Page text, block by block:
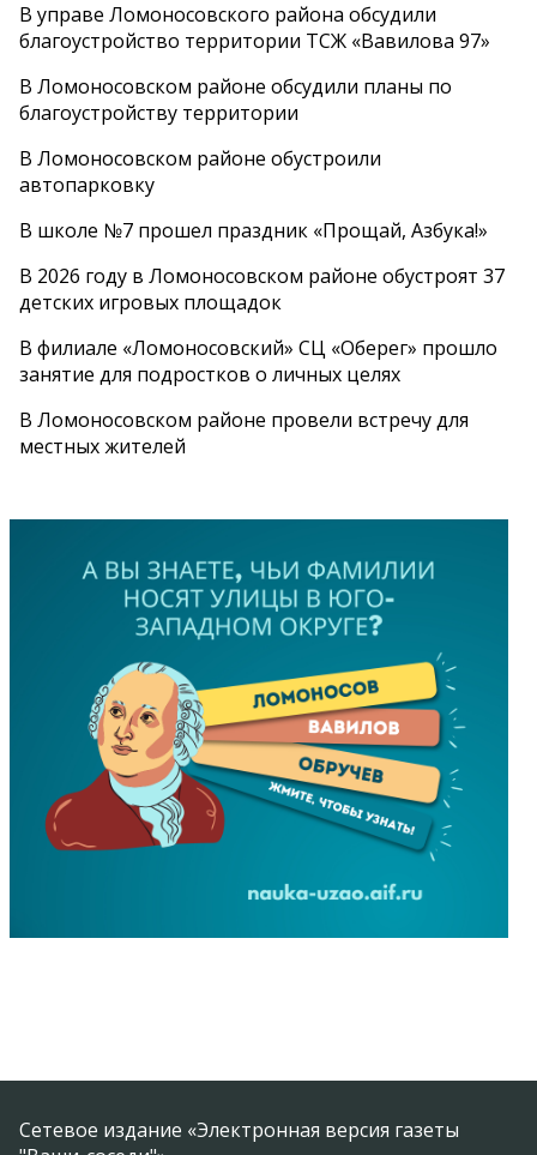
В управе Ломоносовского района обсудили
благоустройство территории ТСЖ «Вавилова 97»
В Ломоносовском районе обсудили планы по
благоустройству территории
В Ломоносовском районе обустроили
автопарковку
В школе №7 прошел праздник «Прощай, Азбука!»
В 2026 году в Ломоносовском районе обустроят 37
детских игровых площадок
В филиале «Ломоносовский» СЦ «Оберег» прошло
занятие для подростков о личных целях
В Ломоносовском районе провели встречу для
местных жителей
Сетевое издание «Электронная версия газеты